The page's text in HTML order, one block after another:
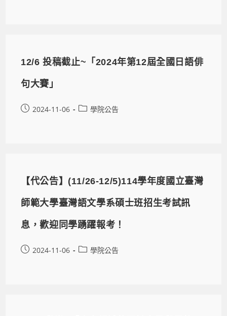
12/6 投稿截止~「2024年第12屆全國日語俳
句大賽」
2024-11-06 學院公告
【代公告】(11/26-12/5)114學年度國立臺灣
師範大學臺灣語文學系碩士班招生考試訊
息，歡迎同學踴躍報考！
2024-11-06 學院公告